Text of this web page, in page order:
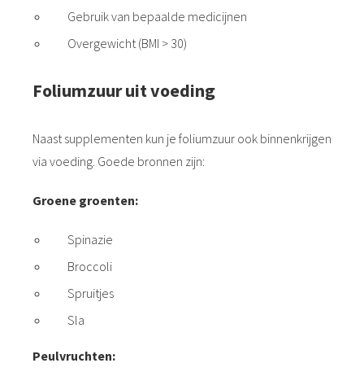
Gebruik van bepaalde medicijnen
Overgewicht (BMI > 30)
Foliumzuur uit voeding
Naast supplementen kun je foliumzuur ook binnenkrijgen
via voeding. Goede bronnen zijn:
Groene groenten:
Spinazie
Broccoli
Spruitjes
Sla
Peulvruchten: